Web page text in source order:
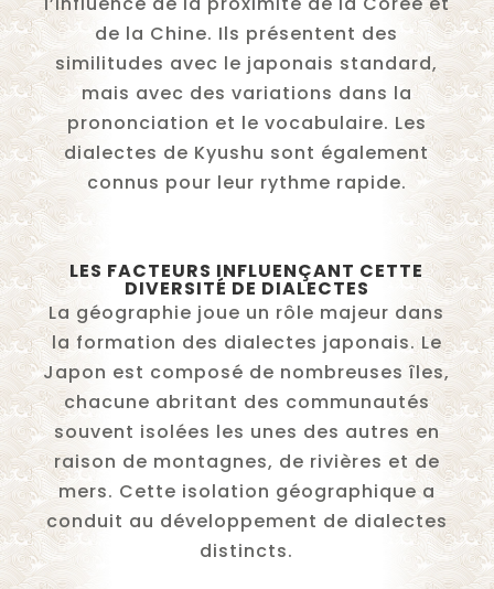
de la Chine. Ils présentent des
similitudes avec le japonais standard,
mais avec des variations dans la
prononciation et le vocabulaire. Les
dialectes de Kyushu sont également
connus pour leur rythme rapide.
LES FACTEURS INFLUENÇANT CETTE
DIVERSITÉ DE DIALECTES
La géographie joue un rôle majeur dans
la formation des dialectes japonais. Le
Japon est composé de nombreuses îles,
chacune abritant des communautés
souvent isolées les unes des autres en
raison de montagnes, de rivières et de
mers. Cette isolation géographique a
conduit au développement de dialectes
distincts.